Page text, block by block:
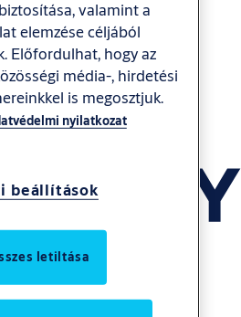
valamint a
elemzése céljából
Előfordulhat, hogy az
média-, hirdetési
is megosztjuk.
nyilatkozat
beállítások
letiltása